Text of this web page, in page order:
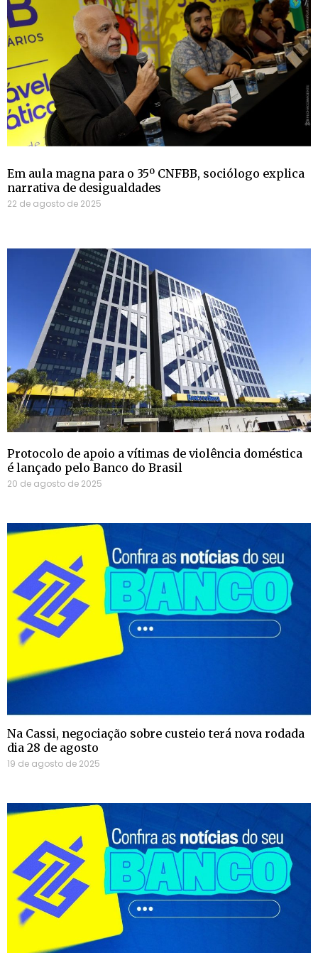
Em aula magna para o 35º CNFBB, sociólogo explica
narrativa de desigualdades
22 de agosto de 2025
Protocolo de apoio a vítimas de violência doméstica
é lançado pelo Banco do Brasil
20 de agosto de 2025
Na Cassi, negociação sobre custeio terá nova rodada
dia 28 de agosto
19 de agosto de 2025